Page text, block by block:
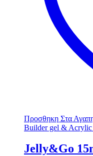
Προσθηκη Στα
Builder gel & Acrylic
Jelly&Go